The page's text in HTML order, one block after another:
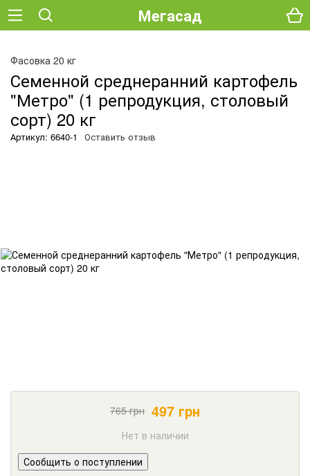
Мегасад
Фасовка 20 кг
Семенной среднеранний картофель
"Метро" (1 репродукция, столовый
сорт) 20 кг
Артикул: 6640-1 Оставить отзыв
765грн 497 грн
Нет в наличии
Сообщить о поступлении